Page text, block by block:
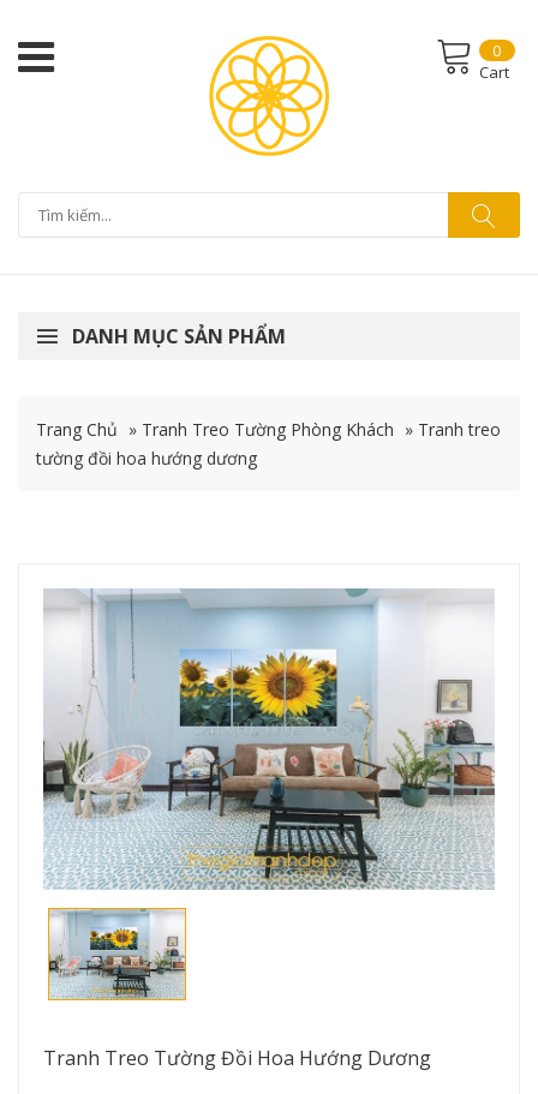
0
Cart
DANH MỤC SẢN PHẨM
Trang Chủ » Tranh Treo Tường Phòng Khách » Tranh treo
tường đồi hoa hướng dương
Tranh Treo Tường Đồi Hoa Hướng Dương